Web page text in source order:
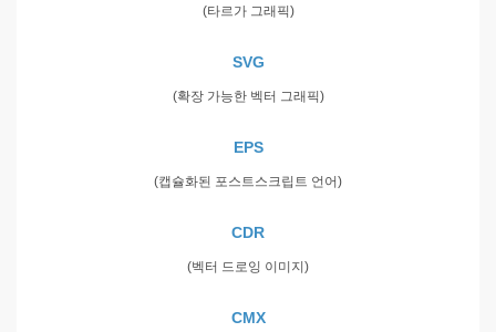
(타르가 그래픽)
SVG
(확장 가능한 벡터 그래픽)
EPS
(캡슐화된 포스트스크립트 언어)
CDR
(벡터 드로잉 이미지)
CMX